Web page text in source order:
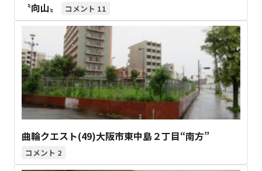
〝向山〟
11
曲輪クエスト(49)大阪市東中島２丁目“南方”
2